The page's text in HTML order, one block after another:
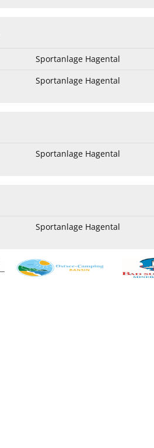
Sportanlage Hagental
Sportanlage Hagental
Sportanlage Hagental
Sportanlage Hagental